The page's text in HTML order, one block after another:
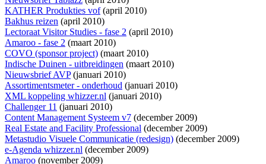
KATHER Produkties vof(april 2010)
Bakhus reizen (april 2010)
Lectoraat Visitor Studies - fase 2 (april 2010)
Amaroo - fase 2 (maart 2010)
COVO (sponsor project) (maart 2010)
Indische Duinen - uitbreidingen (maart 2010)
Nieuwsbrief AVP(januari 2010)
Assortimentsmeter - onderhoud (januari 2010)
XML koppeling whizzer.nl (januari 2010)
Challenger 11 (januari 2010)
Content Management Systeem v7 (december 2009)
Real Estate and Facility Professional (december 2009)
Metastudio Visuele Communicatie (redesign) (december 2009)
e-Agenda whizzer.nl (december 2009)
Amaroo (november 2009)